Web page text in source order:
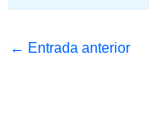
← Entrada anterior